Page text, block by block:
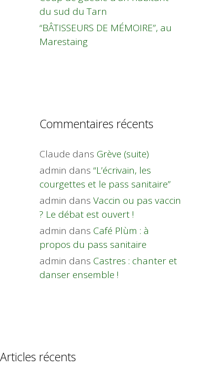
du sud du Tarn
“BÂTISSEURS DE MÉMOIRE”, au
Marestaing
Commentaires récents
Claude dans Grève (suite)
admin dans “L’écrivain, les
courgettes et le pass sanitaire”
admin dans Vaccin ou pas vaccin
? Le débat est ouvert !
admin dans Café Plùm : à
propos du pass sanitaire
admin dans Castres : chanter et
danser ensemble !
Articles récents